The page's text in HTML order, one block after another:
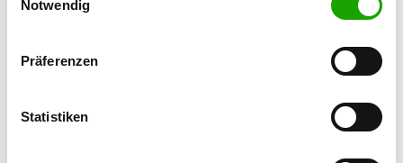
Notwendig
Präferenzen
Statistiken